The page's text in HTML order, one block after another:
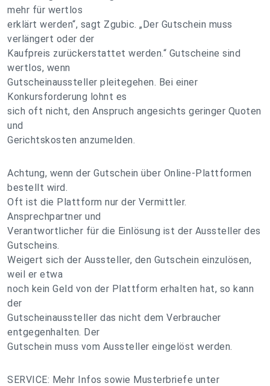
mehr für wertlos
erklärt werden“, sagt Zgubic. „Der Gutschein muss
verlängert oder der
Kaufpreis zurückerstattet werden.“ Gutscheine sind
wertlos, wenn
Gutscheinaussteller pleitegehen. Bei einer
Konkursforderung lohnt es
sich oft nicht, den Anspruch angesichts geringer Quoten
und
Gerichtskosten anzumelden.
Achtung, wenn der Gutschein über Online-Plattformen
bestellt wird.
Oft ist die Plattform nur der Vermittler.
Ansprechpartner und
Verantwortlicher für die Einlösung ist der Aussteller des
Gutscheins.
Weigert sich der Aussteller, den Gutschein einzulösen,
weil er etwa
noch kein Geld von der Plattform erhalten hat, so kann
der
Gutscheinaussteller das nicht dem Verbraucher
entgegenhalten. Der
Gutschein muss vom Aussteller eingelöst werden.
SERVICE: Mehr Infos sowie Musterbriefe unter